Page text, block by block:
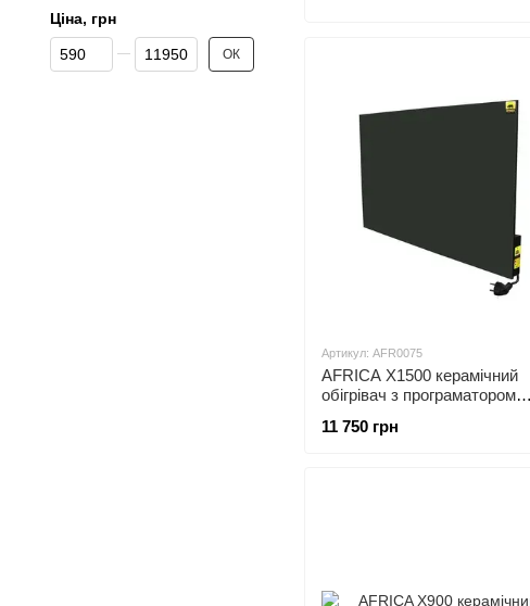
Артикул: AFR0075
AFRICA X1500 керамічний
обігрівач з програматором
11 750 грн
Ціна, грн
Від Ціна, грн
До Ціна, грн ОК